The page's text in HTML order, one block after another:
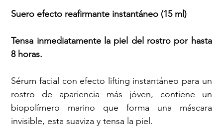
Suero efecto reafirmante instantáneo (15 ml)
Tensa inmediatamente la piel del rostro por hasta
8 horas.
Sérum facial con efecto lifting instantáneo para un
rostro de apariencia más jóven, contiene un
biopolímero marino que forma una máscara
invisible, esta suaviza y tensa la piel.